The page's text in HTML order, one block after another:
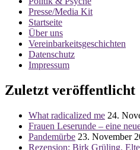
Presse/Media Kit
Startseite
Über uns
Vereinbarkeitsgeschichten
Datenschutz
Impressum
Zuletzt veröffentlicht
What radicalized me 24.
Frauen Leserunde – eine
Pandemürbe 23. November
Rezension: Birk Grüling.